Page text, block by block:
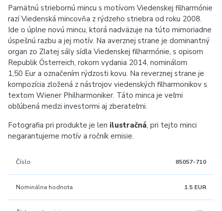
Pamätnú striebornú mincu s motívom Viedenskej filharmónie
razí Viedenská mincovňa z rýdzeho striebra od roku 2008.
Ide o úplne novú mincu, ktorá nadväzuje na túto mimoriadne
úspešnú razbu a jej motív. Na averznej strane je dominantný
organ zo Zlatej sály sídla Viedenskej filharmónie, s opisom
Republik Österreich, rokom vydania 2014, nominálom
1,50 Eur a označením rýdzosti kovu. Na reverznej strane je
kompozícia zložená z nástrojov viedenských filharmonikov s
textom Wiener Philharmoniker. Táto minca je veľmi
obľúbená medzi investormi aj zberateľmi.
Fotografia pri produkte je len ilustračná, pri tejto minci
negarantujeme motív a ročník emisie.
Číslo 85057-710
Nominálna hodnota 1.5 EUR